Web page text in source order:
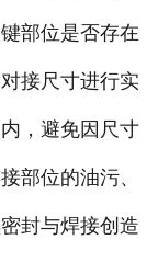
中心
现场
英才
部位是否存在
接尺寸进行实
，避免因尺寸
部位的油污、
封与焊接创造